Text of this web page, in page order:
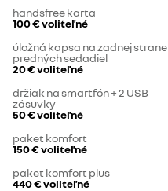
handsfree karta
100 €voliteľné
úložná kapsa na zadnej strane
predných sedadiel
20 €voliteľné
držiak na smartfón + 2 USB
zásuvky
50 €voliteľné
paket komfort
150 €voliteľné
paket komfort plus
440 €voliteľné